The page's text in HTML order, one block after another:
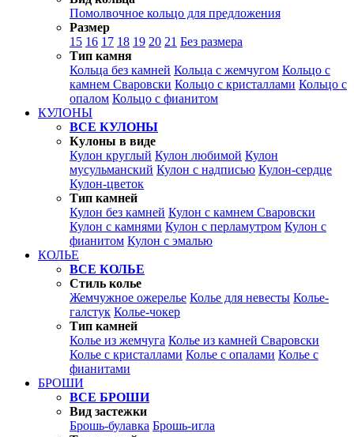
Помолвочное кольцо для предложения
Размер
15 16 17 18 19 20 21 Без размера
Тип камня
Кольца без камней Кольца с жемчугом Кольцо с
камнем Сваровски Кольцо с кристаллами Кольцо с
опалом Кольцо с фианитом
КУЛОНЫ
ВСЕ КУЛОНЫ
Кулоны в виде
Кулон круглый Кулон любимой Кулон
мусульманский Кулон с надписью Кулон-сердце
Кулон-цветок
Тип камней
Кулон без камней Кулон с камнем Сваровски
Кулон с камнями Кулон с перламутром Кулон с
фианитом Кулон с эмалью
КОЛЬЕ
ВСЕ КОЛЬЕ
Стиль колье
Жемчужное ожерелье Колье для невесты Колье-
галстук Колье-чокер
Тип камней
Колье из жемчуга Колье из камней Сваровски
Колье с кристаллами Колье с опалами Колье с
фианитами
БРОШИ
ВСЕ БРОШИ
Вид застежки
Брошь-булавка Брошь-игла